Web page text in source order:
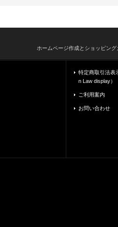
ホームページ作成とショッピン
特定商取引法表
n Law display）
ご利用案内
お問い合わせ